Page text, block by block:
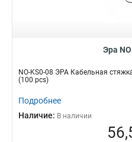
Эра
NO-KS0-08 ЭРА Кабельная
(100 pcs)
Подробнее
Наличие: В наличии